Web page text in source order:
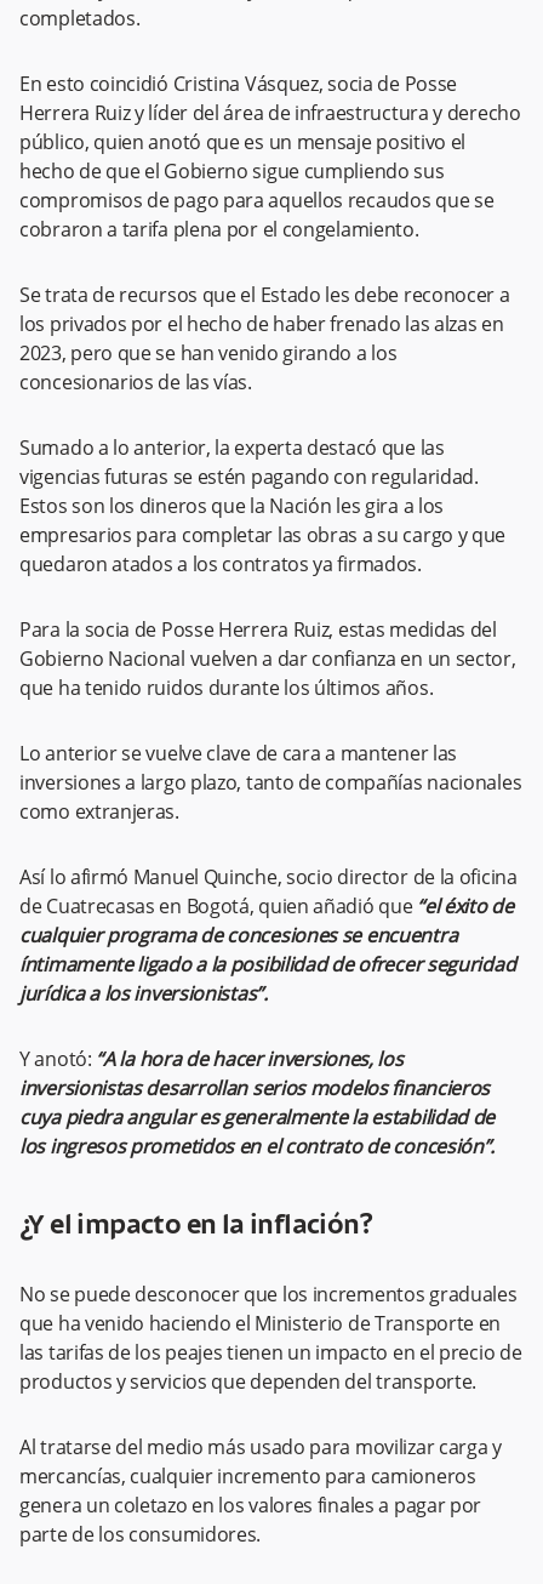
completados.
En esto coincidió Cristina Vásquez, socia de Posse
Herrera Ruiz y líder del área de infraestructura y derecho
público, quien anotó que es un mensaje positivo el
hecho de que el Gobierno sigue cumpliendo sus
compromisos de pago para aquellos recaudos que se
cobraron a tarifa plena por el congelamiento.
Se trata de recursos que el Estado les debe reconocer a
los privados por el hecho de haber frenado las alzas en
2023, pero que se han venido girando a los
concesionarios de las vías.
Sumado a lo anterior, la experta destacó que las
vigencias futuras se estén pagando con regularidad.
Estos son los dineros que la Nación les gira a los
empresarios para completar las obras a su cargo y que
quedaron atados a los contratos ya firmados.
Para la socia de Posse Herrera Ruiz, estas medidas del
Gobierno Nacional vuelven a dar confianza en un sector,
que ha tenido ruidos durante los últimos años.
Lo anterior se vuelve clave de cara a mantener las
inversiones a largo plazo, tanto de compañías nacionales
como extranjeras.
Así lo afirmó Manuel Quinche, socio director de la oficina
de Cuatrecasas en Bogotá, quien añadió que “el éxito de
cualquier programa de concesiones se encuentra
íntimamente ligado a la posibilidad de ofrecer seguridad
jurídica a los inversionistas”.
Y anotó: “A la hora de hacer inversiones, los
inversionistas desarrollan serios modelos financieros
cuya piedra angular es generalmente la estabilidad de
los ingresos prometidos en el contrato de concesión”.
¿Y el impacto en la inflación?
No se puede desconocer que los incrementos graduales
que ha venido haciendo el Ministerio de Transporte en
las tarifas de los peajes tienen un impacto en el precio de
productos y servicios que dependen del transporte.
Al tratarse del medio más usado para movilizar carga y
mercancías, cualquier incremento para camioneros
genera un coletazo en los valores finales a pagar por
parte de los consumidores.